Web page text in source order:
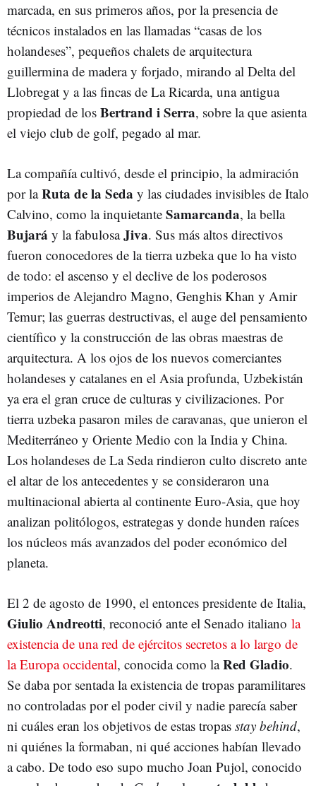
marcada, en sus primeros años, por la presencia de
técnicos instalados en las llamadas “casas de los
holandeses”, pequeños chalets de arquitectura
guillermina de madera y forjado, mirando al Delta del
Llobregat y a las fincas de La Ricarda, una antigua
propiedad de los Bertrand i Serra, sobre la que asienta
el viejo club de golf, pegado al mar.
La compañía cultivó, desde el principio, la admiración
por laRuta de la Seda y las ciudades invisibles de Italo
Calvino, como la inquietante Samarcanda, la bella
Bujará y la fabulosaJiva. Sus más altos directivos
fueron conocedores de la tierra uzbeka que lo ha visto
de todo: el ascenso y el declive de los poderosos
imperios de Alejandro Magno, Genghis Khan y Amir
Temur; las guerras destructivas, el auge del pensamiento
científico y la construcción de las obras maestras de
arquitectura. A los ojos de los nuevos comerciantes
holandeses y catalanes en el Asia profunda, Uzbekistán
ya era el gran cruce de culturas y civilizaciones. Por
tierra uzbeka pasaron miles de caravanas, que unieron el
Mediterráneo y Oriente Medio con la India y China.
Los holandeses de La Seda rindieron culto discreto ante
el altar de los antecedentes y se consideraron una
multinacional abierta al continente Euro-Asia, que hoy
analizan politólogos, estrategas y donde hunden raíces
los núcleos más avanzados del poder económico del
planeta.
El 2 de agosto de 1990, el entonces presidente de Italia,
Giulio Andreotti, reconoció ante el Senado italiano la
existencia de una red de ejércitos secretos a lo largo de
la Europa occidental, conocida como laRed Gladio.
Se daba por sentada la existencia de tropas paramilitares
no controladas por el poder civil y nadie parecía saber
ni cuáles eran los objetivos de estas tropas stay behind,
ni quiénes la formaban, ni qué acciones habían llevado
a cabo. De todo eso supo mucho Joan Pujol, conocido